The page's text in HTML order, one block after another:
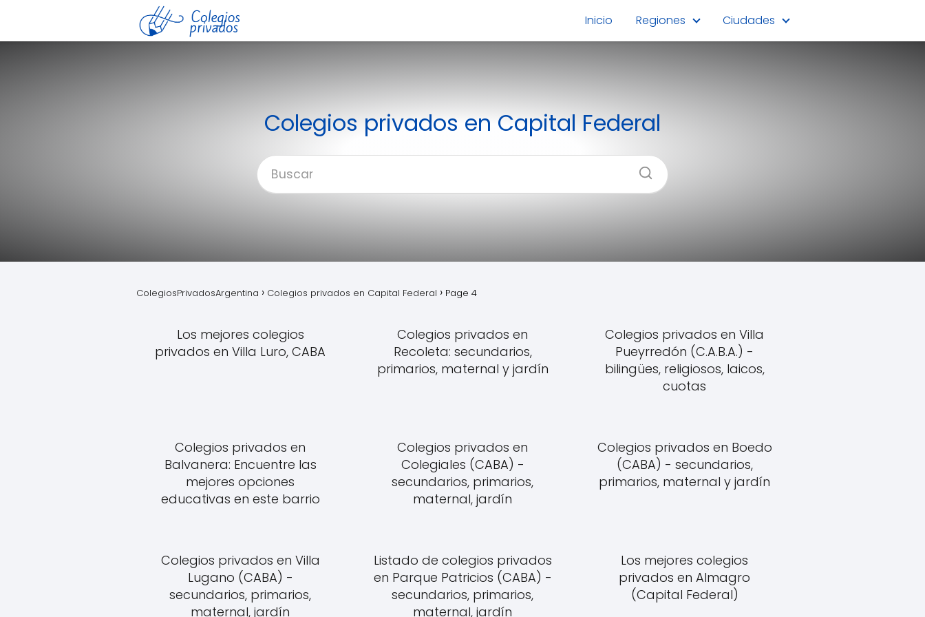
Inicio Regiones Ciudades
Colegios privados en Capital Federal
ColegiosPrivadosArgentina Colegios privados en Capital Federal Page 4
Los mejores colegios
privados en Villa Luro, CABA
Colegios privados en
Recoleta: secundarios,
primarios, maternal y jardín
Colegios privados en Villa
Pueyrredón (C.A.B.A.) -
bilingües, religiosos, laicos,
cuotas
Colegios privados en
Balvanera: Encuentre las
mejores opciones
educativas en este barrio
Colegios privados en
Colegiales (CABA) -
secundarios, primarios,
maternal, jardín
Colegios privados en Boedo
(CABA) - secundarios,
primarios, maternal y jardín
Colegios privados en Villa
Lugano (CABA) -
secundarios, primarios,
maternal, jardín
Listado de colegios privados
en Parque Patricios (CABA) -
secundarios, primarios,
maternal, jardín
Los mejores colegios
privados en Almagro
(Capital Federal)